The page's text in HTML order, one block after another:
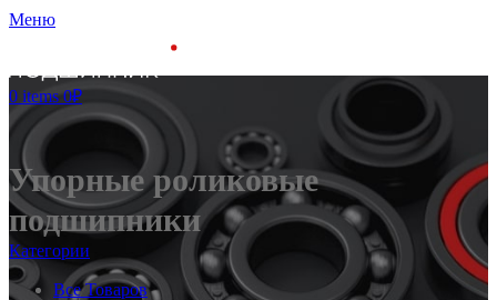
Меню
0 items 0₽
Упорные роликовые
подшипники
Категории
ВсеТоваров